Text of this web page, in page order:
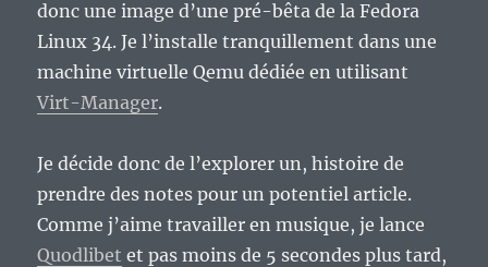
donc une image d’une pré-bêta de la Fedora
Linux 34. Je l’installe tranquillement dans une
machine virtuelle Qemu dédiée en utilisant
Virt-Manager.
Je décide donc de l’explorer un, histoire de
prendre des notes pour un potentiel article.
Comme j’aime travailler en musique, je lance
Quodlibet et pas moins de 5 secondes plus tard,